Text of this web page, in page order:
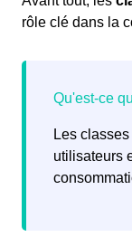
rôle clé dans la
Les
utilisateurs